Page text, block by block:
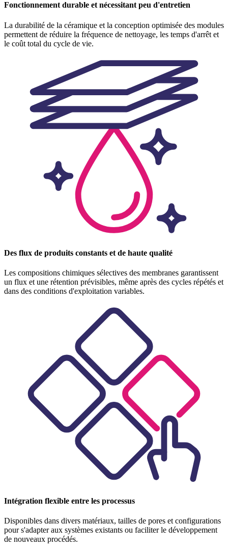
Fonctionnement durable et nécessitant peu d'entretien
La durabilité de la céramique et la conception optimisée des modules
permettent de réduire la fréquence de nettoyage, les temps d'arrêt et
le coût total du cycle de vie.
Des flux de produits constants et de haute qualité
Les compositions chimiques sélectives des membranes garantissent
un flux et une rétention prévisibles, même après des cycles répétés et
dans des conditions d'exploitation variables.
Intégration flexible entre les processus
Disponibles dans divers matériaux, tailles de pores et configurations
pour s'adapter aux systèmes existants ou faciliter le développement
de nouveaux procédés.